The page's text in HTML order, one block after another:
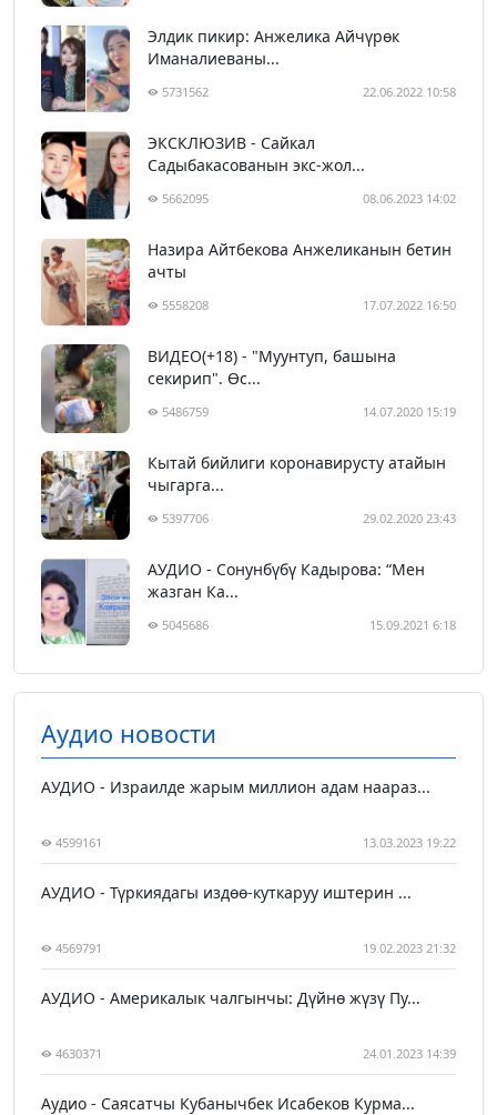
Элдик пикир: Анжелика Айчүрөк
Иманалиеваны...
5731562 22.06.2022 10:58
ЭКСКЛЮЗИВ - Сайкал
Садыбакасованын экс-жол...
5662095 08.06.2023 14:02
Назира Айтбекова Анжеликанын бетин
ачты
5558208 17.07.2022 16:50
ВИДЕО(+18) - "Муунтуп, башына
секирип". Өс...
5486759 14.07.2020 15:19
Кытай бийлиги коронавирусту атайын
чыгарга...
5397706 29.02.2020 23:43
АУДИО - Сонунбүбү Кадырова: “Мен
жазган Ка...
5045686 15.09.2021 6:18
Аудио новости
АУДИО - Израилде жарым миллион адам наараз...
4599161 13.03.2023 19:22
АУДИО - Түркиядагы издөө-куткаруу иштерин ...
4569791 19.02.2023 21:32
АУДИО - Америкалык чалгынчы: Дүйнө жүзү Пу...
4630371 24.01.2023 14:39
Аудио - Саясатчы Кубанычбек Исабеков Курма...